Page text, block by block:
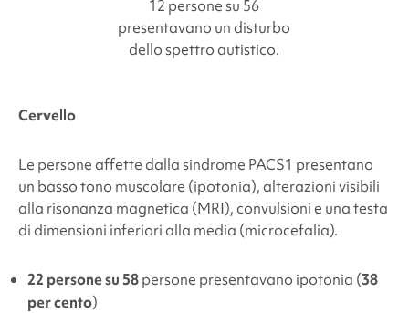
12 persone su 56
presentavano un disturbo
dello spettro autistico.
Cervello
Le persone affette dallasindrome PACS1 presentano
un basso tono muscolare (ipotonia), alterazioni visibili
alla risonanza magnetica (MRI), convulsioni e una testa
di dimensioni inferiori alla media (microcefalia).
22 persone su 58persone presentavano ipotonia (38
per cento)